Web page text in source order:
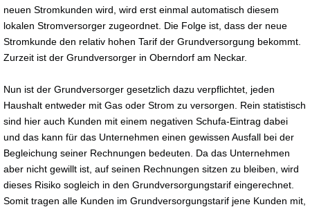
neuen Stromkunden wird, wird erst einmal automatisch diesem
lokalen Stromversorger zugeordnet. Die Folge ist, dass der neue
Stromkunde den relativ hohen Tarif der Grundversorgung bekommt.
Zurzeit ist der Grundversorger in Oberndorf am Neckar.
Nun ist der Grundversorger gesetzlich dazu verpflichtet, jeden
Haushalt entweder mit Gas oder Strom zu versorgen. Rein statistisch
sind hier auch Kunden mit einem negativen Schufa-Eintrag dabei
und das kann für das Unternehmen einen gewissen Ausfall bei der
Begleichung seiner Rechnungen bedeuten. Da das Unternehmen
aber nicht gewillt ist, auf seinen Rechnungen sitzen zu bleiben, wird
dieses Risiko sogleich in den Grundversorgungstarif eingerechnet.
Somit tragen alle Kunden im Grundversorgungstarif jene Kunden mit,